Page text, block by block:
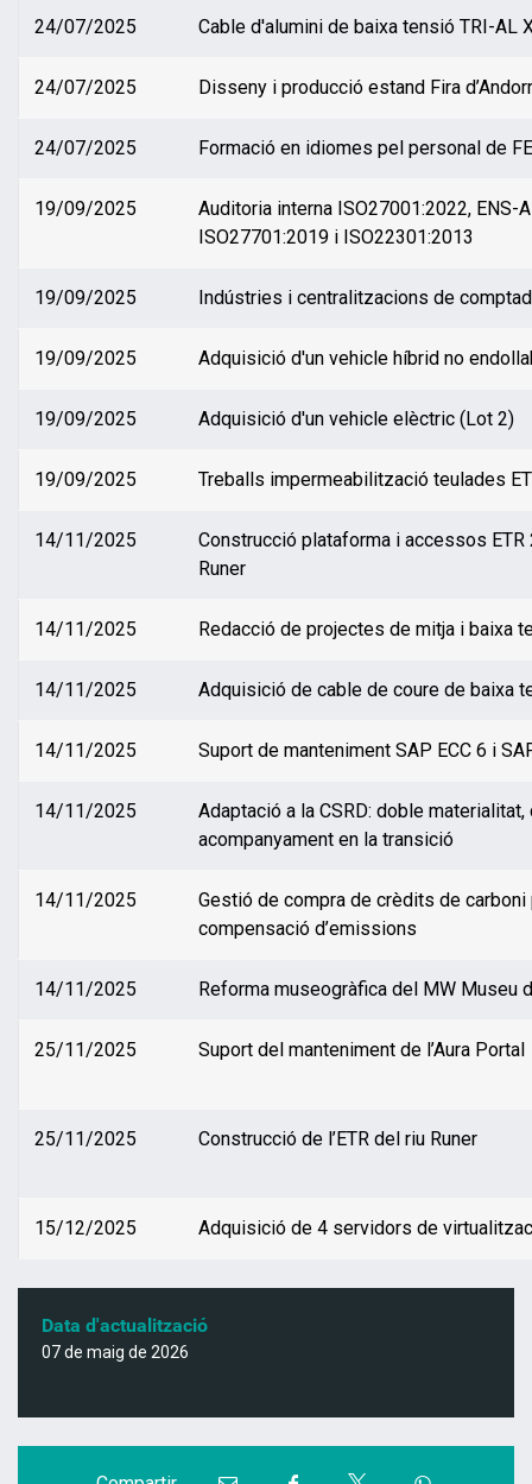
24/07/2025 Cable d'alumini de baixa tensió TRI-AL
24/07/2025 Disseny i producció estand Fira
24/07/2025 Formació en idiomes pel personal de
19/09/2025
Auditoria interna ISO27001:2022, ENS-
ISO27701:2019 i ISO22301:2013
19/09/2025 Indústries i centralitzacions de
19/09/2025 Adquisició d'un vehicle híbrid no
19/09/2025 Adquisició d'un vehicle elèctric (Lot 2)
19/09/2025 Treballs impermeabilització teulades
14/11/2025
Construcció plataforma i accessos
Runer
14/11/2025 Redacció de projectes de mitja i baixa
14/11/2025 Adquisició de cable de coure de baixa
14/11/2025 Suport de manteniment SAP ECC 6 i
14/11/2025
Adaptació a la CSRD: doble
acompanyament en la transició
14/11/2025
Gestió de compra de crèdits de carboni
compensació d’emissions
14/11/2025 Reforma museogràfica del MW Museu
25/11/2025 Suport del manteniment de l’Aura Portal
25/11/2025 Construcció de l’ETR del riu Runer
15/12/2025 Adquisició de 4 servidors de
Data d'actualització
07 de maig de 2026